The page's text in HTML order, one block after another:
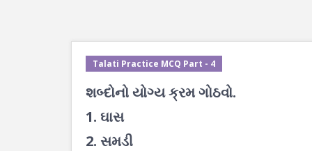
Talati Practice MCQ Part - 4
શબ્દોનો યોગ્ય ક્રમ ગોઠવો.
1. ઘાસ
2. સમડી